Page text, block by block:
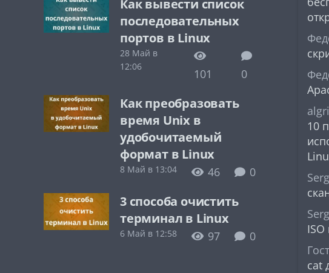
Как вывести список
последовательных
портов в Linux
28 Май в
12:06
101 0
Как преобразовать
время Unix в
удобочитаемый
формат в Linux
8 Май в 13:04 46 0
3 способа очистить
терминал в Linux
6 Май в 12:58 97 0
10
Serg
Serg
cat